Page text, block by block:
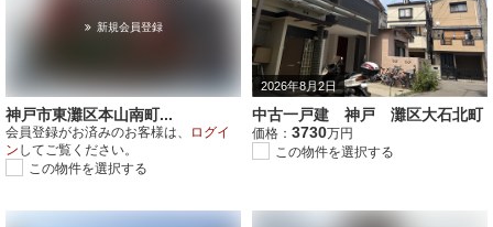
新規会員登録
神戸市東灘区本山南町...
会員登録がお済みのお客様は、
ログイ
ン してご覧ください。
この物件を選択する
2026年8月2日
中古一戸建 神戸 灘区大石北町
価格： 3730万円
この物件を選択する